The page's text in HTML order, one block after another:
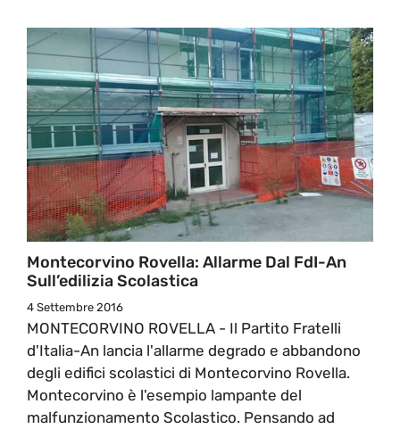
Montecorvino Rovella: Allarme Dal FdI-An
Sull’edilizia Scolastica
4 Settembre 2016
MONTECORVINO ROVELLA - Il Partito Fratelli
d'Italia-An lancia l'allarme degrado e abbandono
degli edifici scolastici di Montecorvino Rovella.
Montecorvino è l'esempio lampante del
malfunzionamento Scolastico. Pensando ad